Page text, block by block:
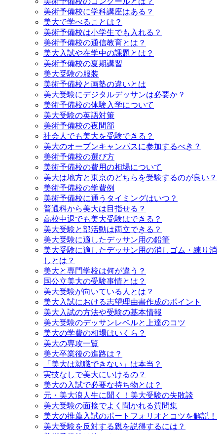
美術予備校に学科講座はある？
美大で学べることは？
美術予備校は小学生でも入れる？
美術予備校の通信教育とは？
美大入試や在学中の課題とは？
美術予備校の夏期講習
美大受験の服装
美術予備校と画塾の違いとは
美大受験にデジタルデッサンは必要か？
美術予備校の体験入学について
美大受験の英語対策
美術予備校の夜間部
社会人でも美大を受験できる？
美大のオープンキャンパスに参加するべき？
美術予備校の選び方
美術予備校の費用の相場について
美大は地方と東京のどちらを受験するのが良い？
美術予備校の学費例
美術予備校に通うタイミングはいつ？
普通科から美大は目指せる？
高校中退でも美大受験はできる？
美大受験と部活動は両立できる？
美大受験に適したデッサン用の鉛筆
美大受験に適したデッサン用の消しゴム・練り消
しとは？
美大と専門学校は何が違う？
国公立美大の受験事情とは？
美大受験が向いている人とは？
美大入試における志望理由書作成のポイント
美大入試の方法や受験の基本情報
美大受験のデッサンレベルと上達のコツ
美大の学費の相場はいくら？
美大の専攻一覧
美大卒業後の進路は？
「美大は就職できない」は本当？
実技なしで美大にいけるの？
美大の入試で必要な持ち物とは？
元・美大浪人生に聞く！美大受験の失敗談
美大受験の面接でよく聞かれる質問集
美大の推薦入試のポートフォリオとコツを解説！
美大受験を反対する親を説得するには？